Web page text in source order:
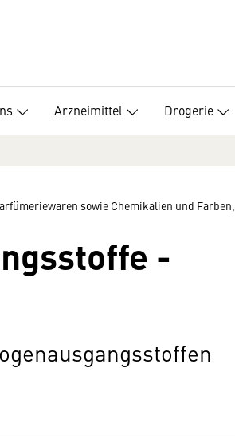
Arzneimittel Drogerie
sowie Chemikalien und Farben,
-